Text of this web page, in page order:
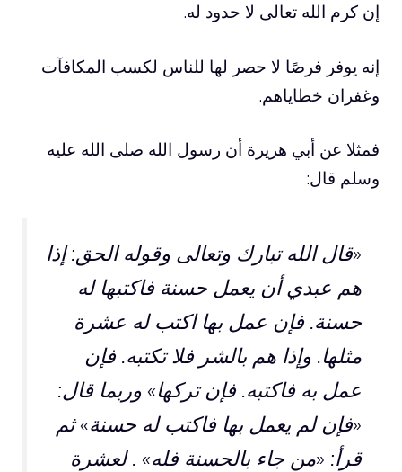
إن كرم الله تعالى لا حدود له.
إنه يوفر فرصًا لا حصر لها للناس لكسب المكافآت
وغفران خطاياهم.
فمثلا عن أبي هريرة أن رسول الله صلى الله عليه
وسلم قال:
«قال الله تبارك وتعالى وقوله الحق: إذا
هم عبدي أن يعمل حسنة فاكتبها له
حسنة. فإن عمل بها اكتب له عشرة
مثلها. وإذا هم بالشر فلا تكتبه. فإن
عمل به فاكتبه. فإن تركها» وربما قال:
«فإن لم يعمل بها فاكتب له حسنة» ثم
قرأ: «من جاء بالحسنة فله» . لعشرة